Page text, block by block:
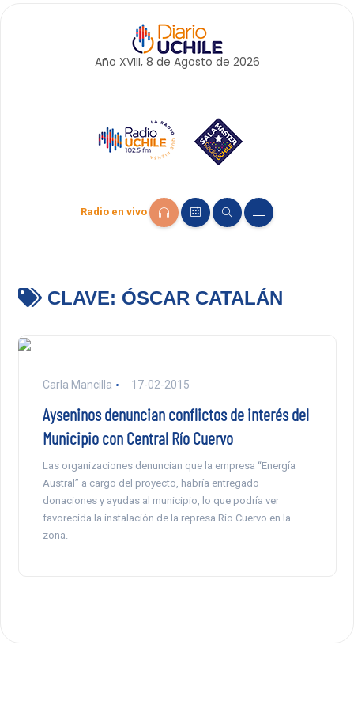
Año XVIII, 8 de Agosto de 2026
Radio en vivo
CLAVE: ÓSCAR CATALÁN
Carla Mancilla 17-02-2015
Ayseninos denuncian conflictos de interés del
Municipio con Central Río Cuervo
Las organizaciones denuncian que la empresa “Energía
Austral” a cargo del proyecto, habría entregado
donaciones y ayudas al municipio, lo que podría ver
favorecida la instalación de la represa Río Cuervo en la
zona.